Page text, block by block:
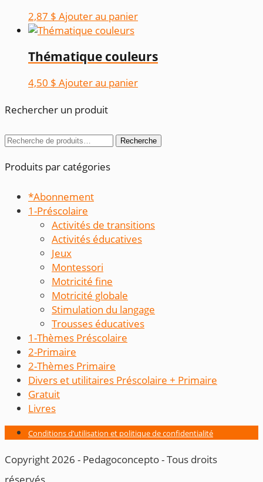
2,87 $ Ajouter au panier
Thématique couleurs
4,50 $ Ajouter au panier
Rechercher un produit
Recherche
Recherche
Produits par catégories
*Abonnement
1-Préscolaire
Activités de transitions
Activités éducatives
Jeux
Montessori
Motricité fine
Motricité globale
Stimulation du langage
Trousses éducatives
1-Thèmes Préscolaire
2-Primaire
2-Thèmes Primaire
Divers et utilitaires Préscolaire + Primaire
Gratuit
Livres
Conditions d’utilisation et politique de confidentialité
Copyright 2026 - Pedagoconcepto - Tous droits
réservés